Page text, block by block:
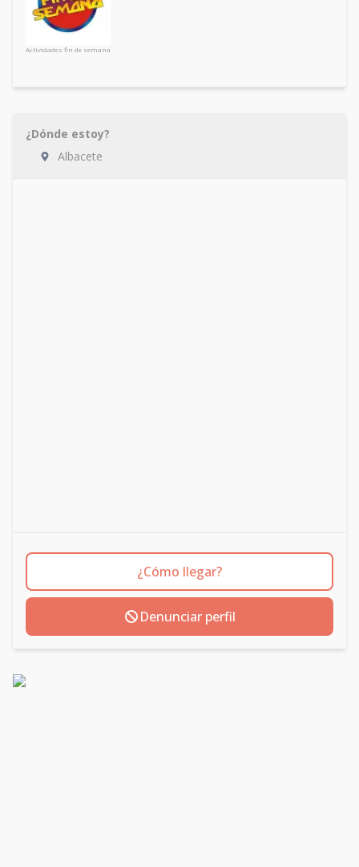
Actividades fin de semana
¿Dónde estoy?
Albacete
¿Cómo llegar?
Denunciar perfil